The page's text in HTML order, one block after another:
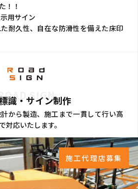
！！
用サイン
耐久性、自在な防滑性を備えた床印
SIGN
識・サイン制作
から製造、施工まで一貫して行い高
対応いたします。
施工代理店募集